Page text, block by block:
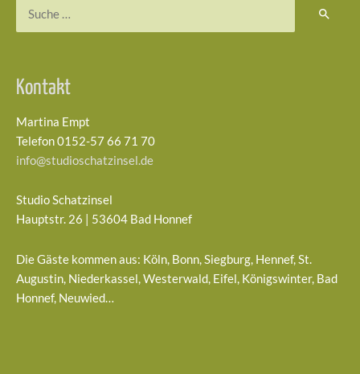
Kontakt
Martina Empt
Telefon 0152-57 66 71 70
info@studioschatzinsel.de
Studio Schatzinsel
Hauptstr. 26 | 53604 Bad Honnef
Die Gäste kommen aus: Köln, Bonn, Siegburg, Hennef, St.
Augustin, Niederkassel, Westerwald, Eifel, Königswinter, Bad
Honnef, Neuwied…